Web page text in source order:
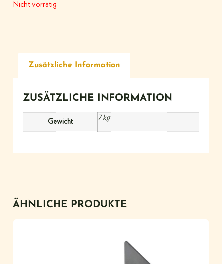
Nicht vorrätig
Zusätzliche Information
ZUSÄTZLICHE INFORMATION
Gewicht
7 kg
ÄHNLICHE PRODUKTE